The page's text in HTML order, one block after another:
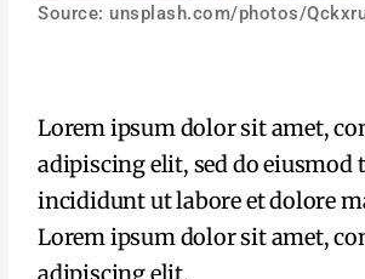
Source: unsplash.com/photos/
Lorem ipsum dolor sit amet,
adipiscing elit, sed do eiusmod
incididunt ut labore et dolore
Lorem ipsum dolor sit amet,
adipiscing elit.